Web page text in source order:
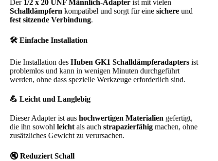
Der 1/2 x 20 UNF Männlich-Adapter ist mit vielen
Schalldämpfern kompatibel und sorgt für eine sichere und
fest sitzende Verbindung.
🛠 Einfache Installation
Die Installation des Huben GK1 Schalldämpferadapters ist
problemlos und kann in wenigen Minuten durchgeführt
werden, ohne dass spezielle Werkzeuge erforderlich sind.
💪 Leicht und Langlebig
Dieser Adapter ist aus hochwertigen Materialien gefertigt,
die ihn sowohl leicht als auch strapazierfähig machen, ohne
zusätzliches Gewicht zu verursachen.
🔇Reduziert Schall